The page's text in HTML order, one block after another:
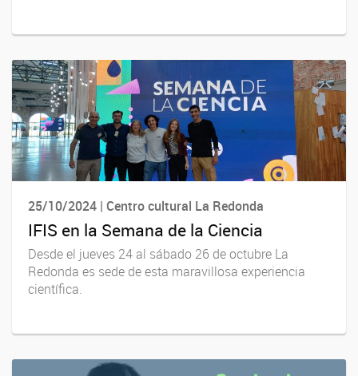
25/10/2024 | Centro cultural La Redonda
IFIS en la Semana de la Ciencia
Desde el jueves 24 al sábado 26 de octubre La
Redonda es sede de esta maravillosa experiencia
científica.